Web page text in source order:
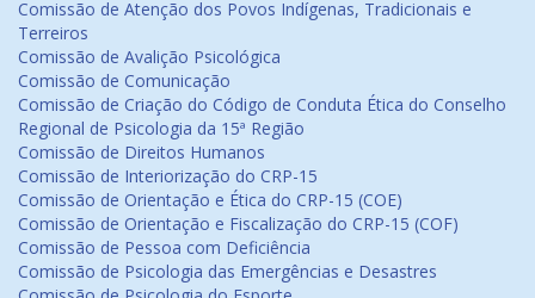
Comissão de Atenção dos Povos Indígenas, Tradicionais e
Terreiros
Comissão de Avalição Psicológica
Comissão de Comunicação
Comissão de Criação do Código de Conduta Ética do Conselho
Regional de Psicologia da 15ª Região
Comissão de Direitos Humanos
Comissão de Interiorização do CRP-15
Comissão de Orientação e Ética do CRP-15 (COE)
Comissão de Orientação e Fiscalização do CRP-15 (COF)
Comissão de Pessoa com Deficiência
Comissão de Psicologia das Emergências e Desastres